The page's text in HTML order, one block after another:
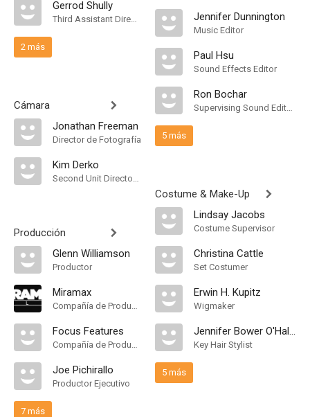
Gerrod Shully
Third Assistant Director
2 más
Cámara
Jonathan Freeman
Director de Fotografía
Kim Derko
Second Unit Director of Photography
Producción
Glenn Williamson
Productor
Miramax
Compañía de Produccion
Focus Features
Compañía de Produccion
Joe Pichirallo
Productor Ejecutivo
7 más
Jennifer Dunnington
Music Editor
Paul Hsu
Sound Effects Editor
Ron Bochar
Supervising Sound Editor, Mezclador de Re-Grabación de Sonido
5 más
Costume & Make-Up
Lindsay Jacobs
Costume Supervisor
Christina Cattle
Set Costumer
Erwin H. Kupitz
Wigmaker
Jennifer Bower O'Halloran
Key Hair Stylist
5 más